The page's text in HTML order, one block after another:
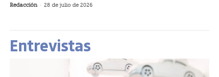
Redacción - 28 de julio de 2026
Entrevistas